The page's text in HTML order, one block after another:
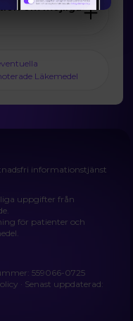
om möjliga
Läkemedel
informationstjänst
uppgifter från
för patienter och
559066-0725
· Senast uppdaterad: